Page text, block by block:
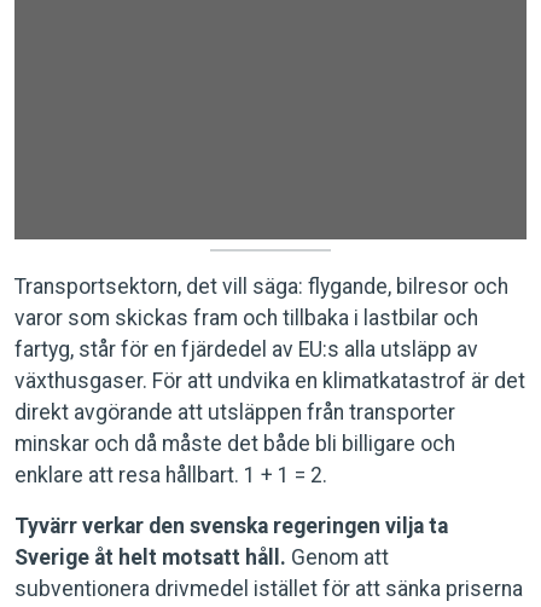
Transportsektorn, det vill säga: flygande, bilresor och
varor som skickas fram och tillbaka i lastbilar och
fartyg, står för en fjärdedel av EU:s alla utsläpp av
växthusgaser. För att undvika en klimatkatastrof är det
direkt avgörande att utsläppen från transporter
minskar och då måste det både bli billigare och
enklare att resa hållbart. 1 + 1 = 2.
Tyvärr verkar den svenska regeringen vilja ta
Sverige åt helt motsatt håll. Genom att
subventionera drivmedel istället för att sänka priserna